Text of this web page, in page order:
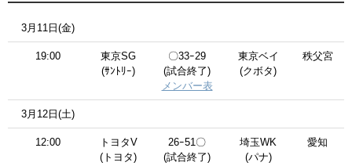
3月11日(金)
19:00
東京SG
(ｻﾝﾄﾘｰ)
〇33ｰ29
(試合終了)
メンバー表
東京ベイ
(クボタ)
秩父宮
3月12日(土)
12:00
トヨタV
(トヨタ)
26ｰ51〇
(試合終了)
埼玉WK
(パナ)
愛知